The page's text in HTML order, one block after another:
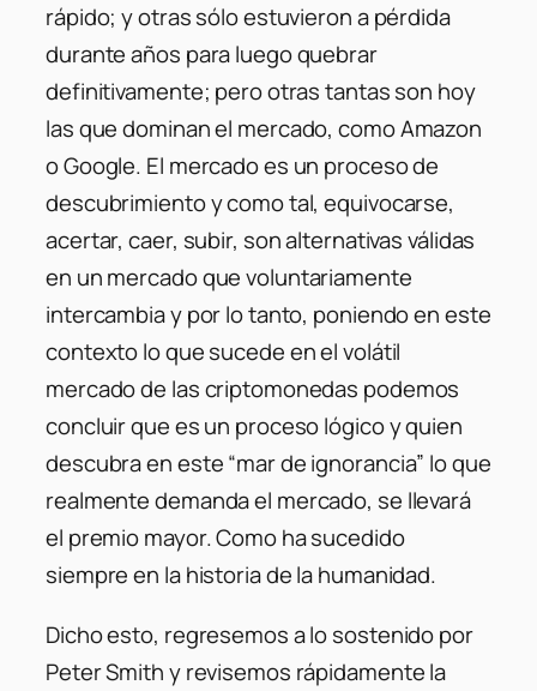
rápido; y otras sólo estuvieron a pérdida
durante años para luego quebrar
definitivamente; pero otras tantas son hoy
las que dominan el mercado, como Amazon
o Google. El mercado es un proceso de
descubrimiento y como tal, equivocarse,
acertar, caer, subir, son alternativas válidas
en un mercado que voluntariamente
intercambia y por lo tanto, poniendo en este
contexto lo que sucede en el volátil
mercado de las criptomonedas podemos
concluir que es un proceso lógico y quien
descubra en este “mar de ignorancia” lo que
realmente demanda el mercado, se llevará
el premio mayor. Como ha sucedido
siempre en la historia de la humanidad.
Dicho esto, regresemos a lo sostenido por
Peter Smith y revisemos rápidamente la